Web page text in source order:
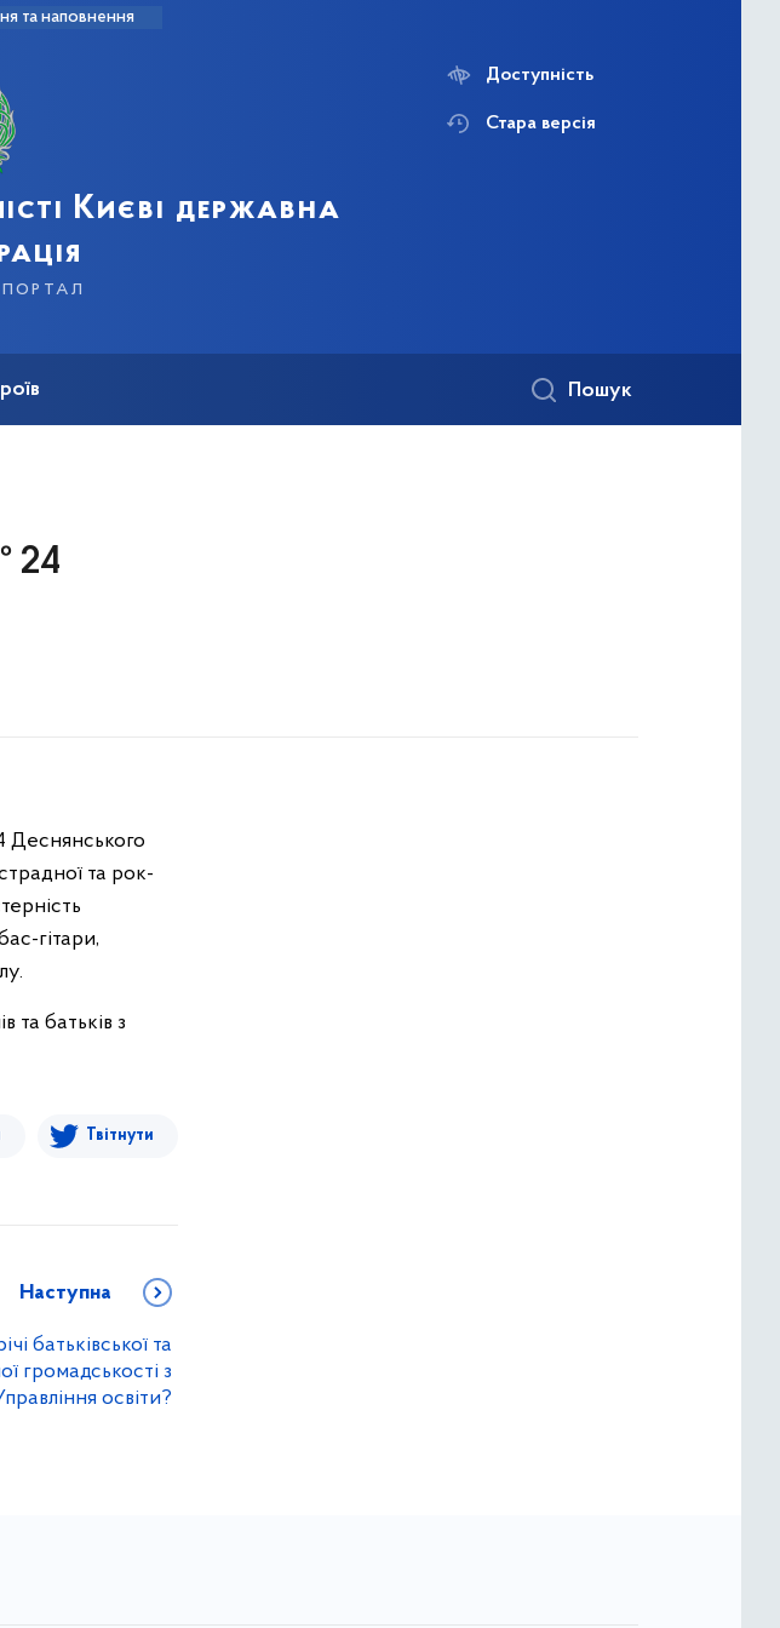
та наповнення
Києві державна
Доступність
Стара версія
Пошук
24
Деснянського
та рок-
гітари,
та батьків з
Твітнути
Наступна
батьківської та
громадськості з
освіти?